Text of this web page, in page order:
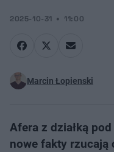
2025-10-31 11:00
Marcin Łopienski
Afera z działką
nowe fakty rzucają